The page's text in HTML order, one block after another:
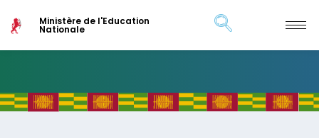
Ministère de l'Education
Nationale